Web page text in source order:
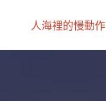
人海裡的慢動作